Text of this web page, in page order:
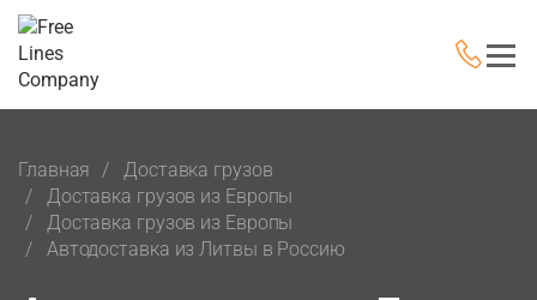
Главная
Доставка грузов
Доставка грузов из Европы
Доставка грузов из Европы
Автодоставка из Литвы в Россию